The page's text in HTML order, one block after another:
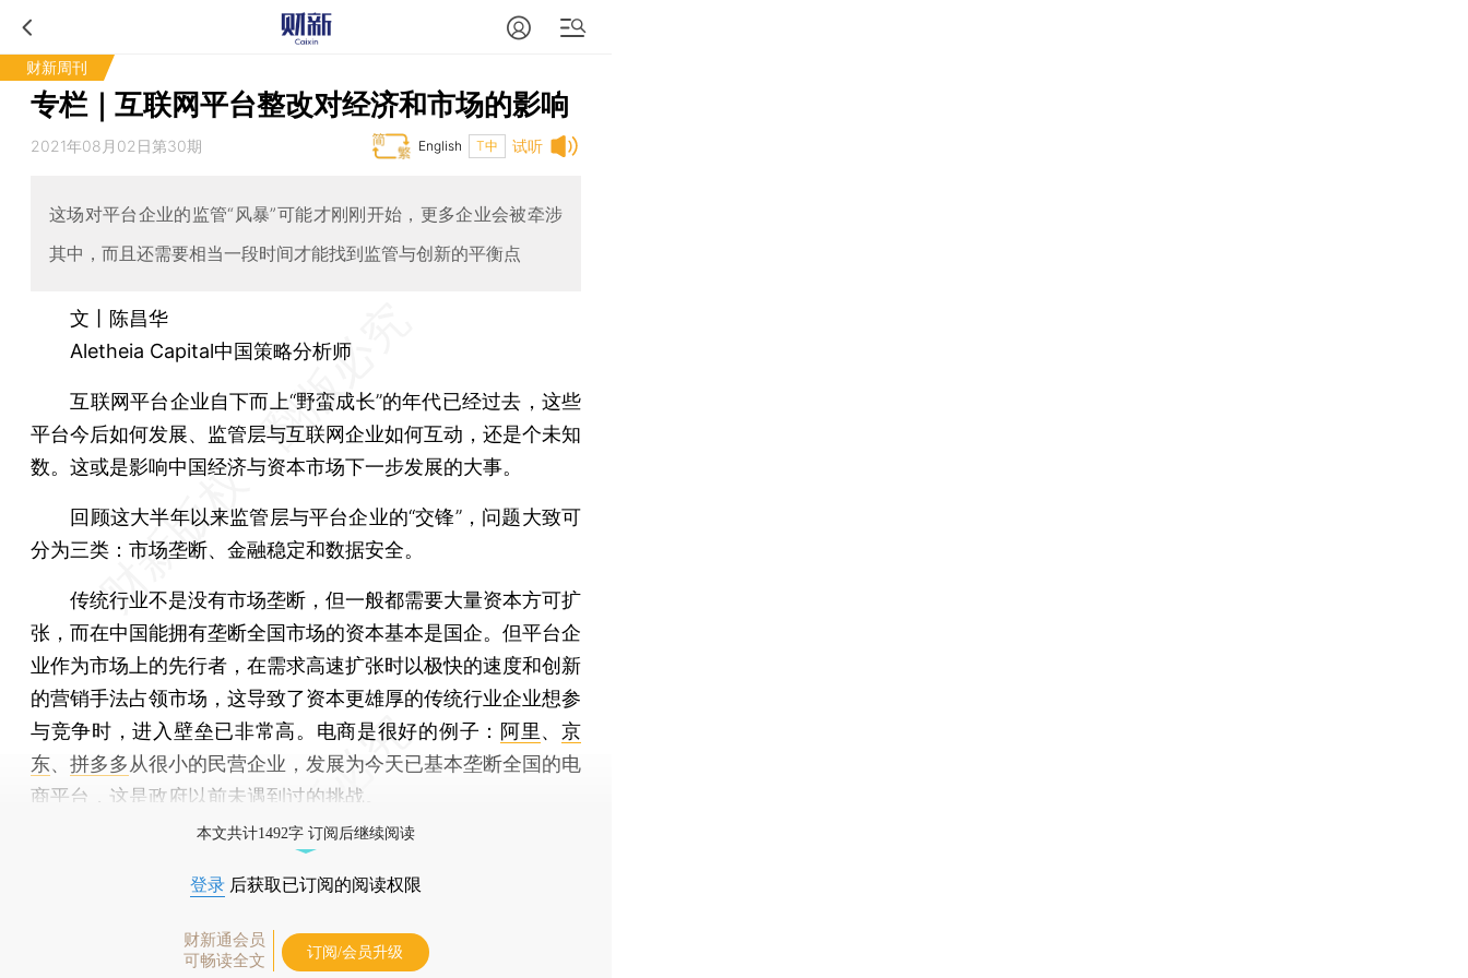
财新周刊
专栏｜互联网平台整改对经济和市场的影响
试听
2021年08月02日第30期 T中
English
这场对平台企业的监管“风暴”可能才刚刚开始，更多企业会被牵涉
其中，而且还需要相当一段时间才能找到监管与创新的平衡点
文丨陈昌华
Aletheia Capital中国策略分析师
互联网平台企业自下而上“野蛮成长”的年代已经过去，这些
平台今后如何发展、监管层与互联网企业如何互动，还是个未知
数。这或是影响中国经济与资本市场下一步发展的大事。
回顾这大半年以来监管层与平台企业的“交锋”，问题大致可
分为三类：市场垄断、金融稳定和数据安全。
传统行业不是没有市场垄断，但一般都需要大量资本方可扩
张，而在中国能拥有垄断全国市场的资本基本是国企。但平台企
业作为市场上的先行者，在需求高速扩张时以极快的速度和创新
的营销手法占领市场，这导致了资本更雄厚的传统行业企业想参
与竞争时，进入壁垒已非常高。电商是很好的例子： 阿里、京
东、 拼多多从很小的民营企业，发展为今天已基本垄断全国的电
商平台，这是政府以前未遇到过的挑战。
本文共计1492字 订阅后继续阅读
登录 后获取已订阅的阅读权限
财新通会员
可畅读全文
订阅/会员升级